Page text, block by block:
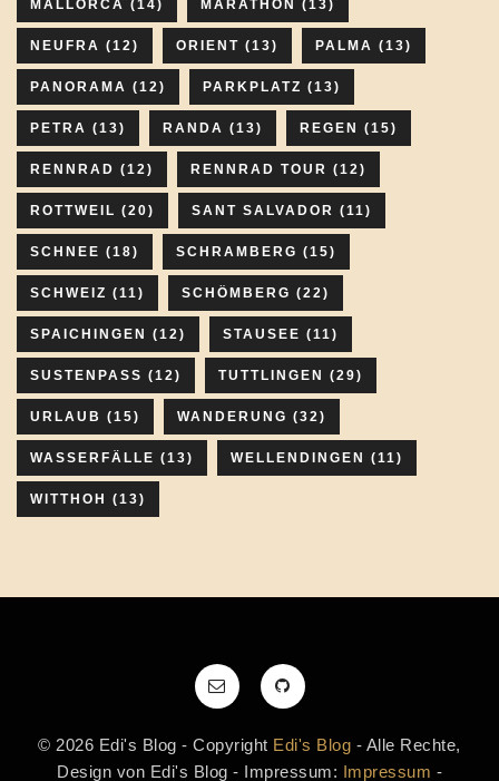
MALLORCA (14) MARATHON (13)
NEUFRA (12) ORIENT (13) PALMA (13)
PANORAMA (12) PARKPLATZ (13)
PETRA (13) RANDA (13) REGEN (15)
RENNRAD (12) RENNRAD TOUR (12)
ROTTWEIL (20) SANT SALVADOR (11)
SCHNEE (18) SCHRAMBERG (15)
SCHWEIZ (11) SCHÖMBERG (22)
SPAICHINGEN (12) STAUSEE (11)
SUSTENPASS (12) TUTTLINGEN (29)
URLAUB (15) WANDERUNG (32)
WASSERFÄLLE (13) WELLENDINGEN (11)
WITTHOH (13)
© 2026 Edi's Blog - Copyright Edi's Blog - Alle Rechte,
Design von Edi's Blog - Impressum: Impressum -